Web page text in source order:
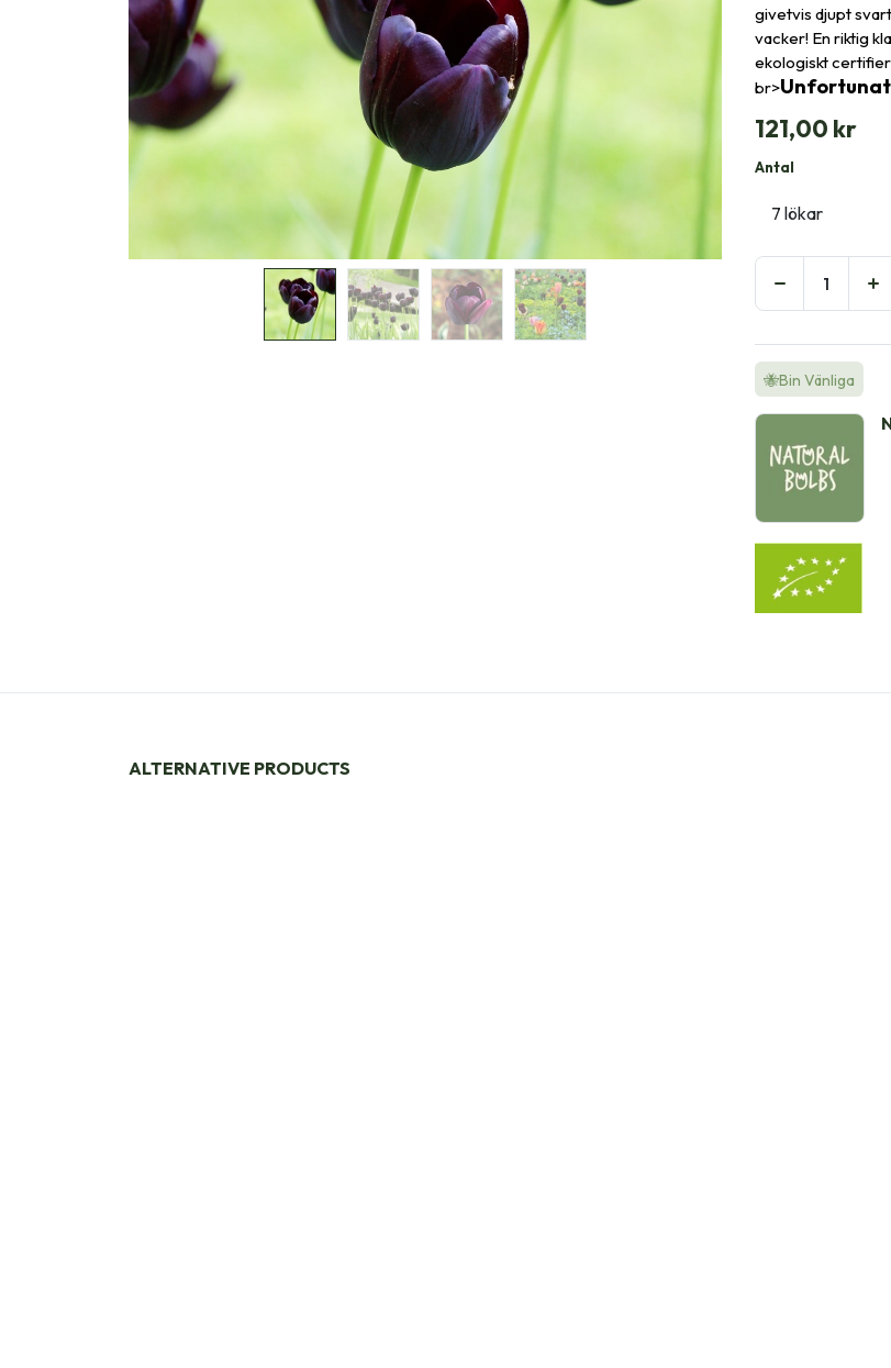
givetvis djupt
vacker! En riktig
ekologiskt
br>
121,00 kr
Antal
🐝Bin Vänliga
ALTERNATIVE PRODUCTS